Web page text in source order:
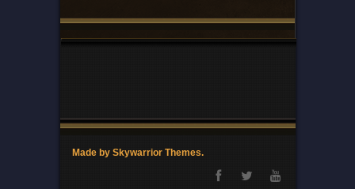
Made by Skywarrior Themes.